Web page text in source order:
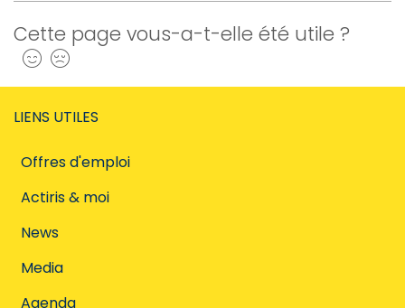
Cette page vous-a-t-elle été utile ?
Oui
LIENS UTILES
Offres d'emploi
Actiris & moi
News
Media
Agenda